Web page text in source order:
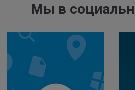
Мы в